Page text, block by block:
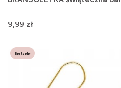
Cena
9,99 zł
Bestseller